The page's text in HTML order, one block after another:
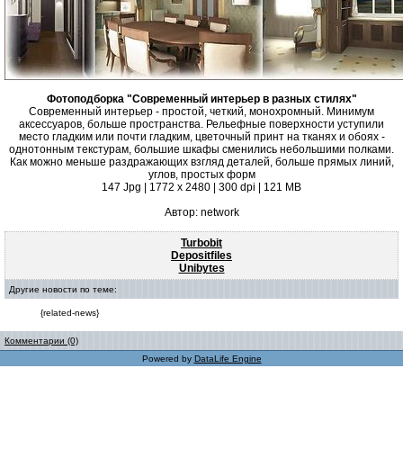
Фотоподборка "Современный интерьер в разных стилях"
Современный интерьер - простой, четкий, монохромный. Минимум
аксессуаров, больше пространства. Рельефные поверхности уступили
место гладким или почти гладким, цветочный принт на тканях и обоях -
однотонным текстурам, большие шкафы сменились небольшими полками.
Как можно меньше раздражающих взгляд деталей, больше прямых линий,
углов, простых форм
147 Jpg | 1772 x 2480 | 300 dpi | 121 MB
Автор: network
Turbobit
Depositfiles
Unibytes
Другие новости по теме:
{related-news}
Комментарии (0)
Powered by DataLife Engine